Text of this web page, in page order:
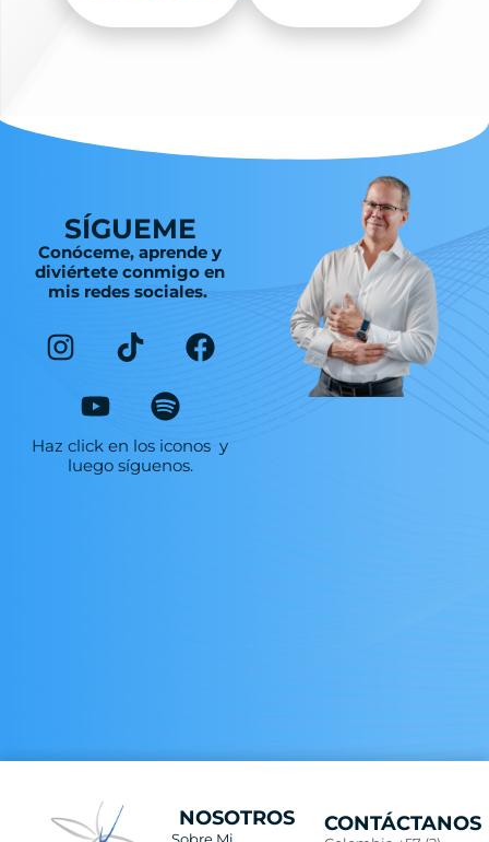
SÍGUEME
Conóceme, aprende y
diviértete conmigo en
mis redes sociales.
Haz click en los iconos y
luego síguenos.
NOSOTROS CONTÁCTANOS